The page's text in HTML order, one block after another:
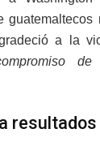
a la
de
resultados